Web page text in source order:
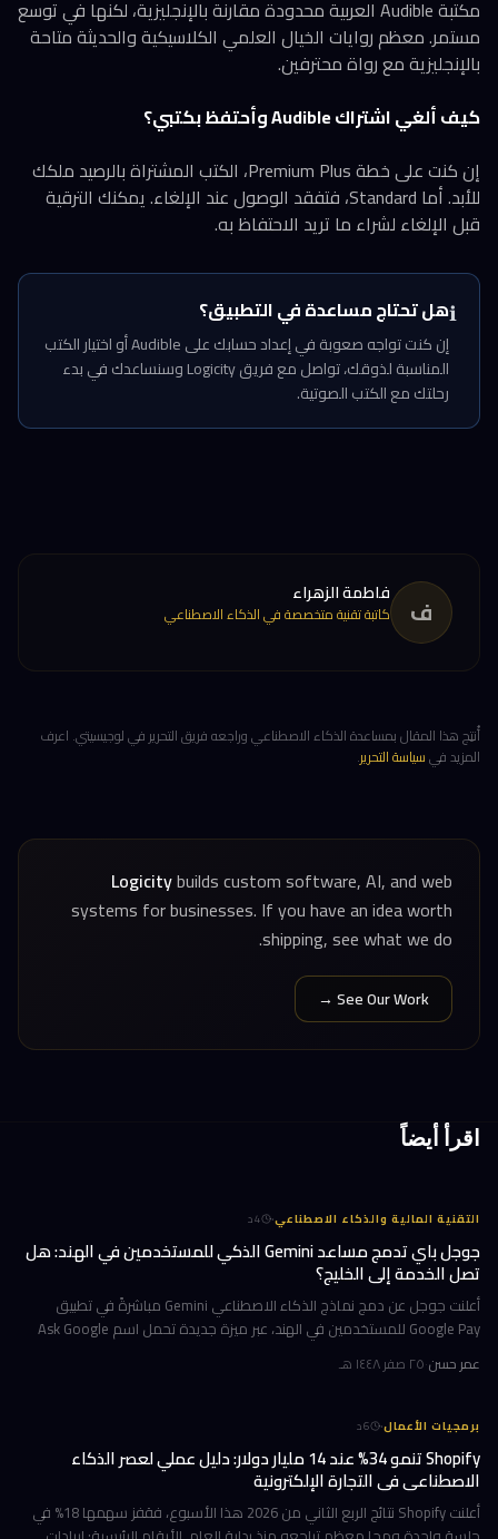
مكتبة Audible العربية محدودة مقارنة بالإنجليزية، لكنها في توسع
مستمر. معظم روايات الخيال العلمي الكلاسيكية والحديثة متاحة
بالإنجليزية مع رواة محترفين.
كيف ألغي اشتراك Audible وأحتفظ بكتبي؟
إن كنت على خطة Premium Plus، الكتب المشتراة بالرصيد ملكك
للأبد. أما Standard، فتفقد الوصول عند الإلغاء. يمكنك الترقية
قبل الإلغاء لشراء ما تريد الاحتفاظ به.
ℹ️هل تحتاج مساعدة في التطبيق؟
إن كنت تواجه صعوبة في إعداد حسابك على Audible أو اختيار الكتب
المناسبة لذوقك، تواصل مع فريق Logicity وسنساعدك في بدء
رحلتك مع الكتب الصوتية.
ف فاطمة الزهراء
كاتبة تقنية متخصصة في الذكاء الاصطناعي
أُنتِج هذا المقال بمساعدة الذكاء الاصطناعي وراجعه فريق التحرير في لوجيسيتي. اعرف
المزيد فيسياسة التحرير.
Logicitybuilds custom software, AI, and web
systems for businesses. If you have an idea worth
shipping, see what we do.
See Our Work →
اقرأ أيضاً
التقنية المالية والذكاء الاصطناعي·
4د
جوجل باي تدمج مساعد Gemini الذكي للمستخدمين في الهند: هل
تصل الخدمة إلى الخليج؟
أعلنت جوجل عن دمج نماذج الذكاء الاصطناعي Gemini مباشرةً في تطبيق
Google Pay للمستخدمين في الهند، عبر ميزة جديدة تحمل اسم Ask Google
عمر حسن·٢٥ صفر ١٤٤٨ هـ
برمجيات الأعمال·
6د
Shopify تنمو 34% عند 14 مليار دولار: دليل عملي لعصر الذكاء
الاصطناعي في التجارة الإلكترونية
أعلنت Shopify نتائج الربع الثاني من 2026 هذا الأسبوع، فقفز سهمها 18% في